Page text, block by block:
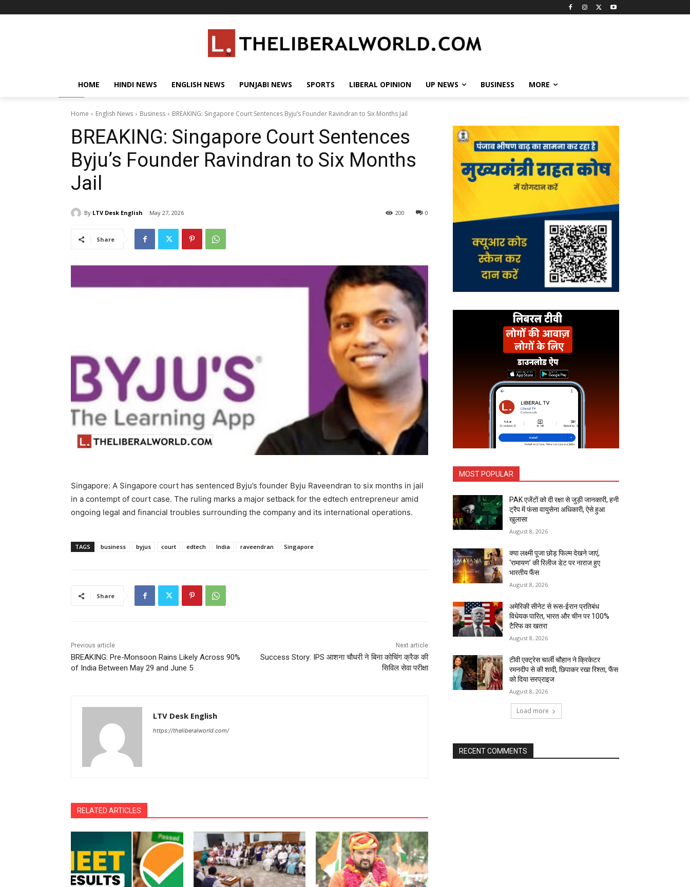
HOME HINDI NEWS ENGLISH NEWS PUNJABI NEWS SPORTS LIBERAL OPINION UP NEWS BUSINESS MORE
Home English News Business BREAKING: Singapore Court Sentences Byju’s Founder Ravindran to Six Months Jail
BREAKING: Singapore Court Sentences
Byju’s Founder Ravindran to Six Months
Jail
By LTV Desk English May 27, 2026 0
200
Share
Singapore: A Singapore court has sentenced Byju’s founder Byju Raveendran to six months in jail
in a contempt of court case. The ruling marks a major setback for the edtech entrepreneur amid
ongoing legal and financial troubles surrounding the company and its international operations.
TAGS business byjus court edtech India raveendran Singapore
Share
Previous article
BREAKING: Pre-Monsoon Rains Likely Across 90%
of India Between May 29 and June 5
Next article
Success Story: IPS आशना चौधरी ने बिना कोचिंग क्रैक की
सिविल सेवा परीक्षा
LTV Desk English
https://theliberalworld.com/
RELATED ARTICLES
MOST POPULAR
PAK एजेंटों को दी रक्षा से जुड़ी जानकारी, हनी
ट्रैप में फंसा वायुसेना अधिकारी, ऐसे हुआ
खुलासा
August 8, 2026
क्या लक्ष्मी पूजा छोड़ फिल्म देखने जाएं,
‘रामायण’ की रिलीज डेट पर नाराज हुए
भारतीय फैंस
August 8, 2026
अमेरिकी सीनेट से रूस-ईरान प्रतिबंध
विधेयक पारित, भारत और चीन पर 100%
टैरिफ का खतरा
August 8, 2026
टीवी एक्ट्रेस चार्ली चौहान ने क्रिकेटर
रमनदीप से की शादी, छिपाकर रखा रिश्ता, फैंस
को दिया सरप्राइज
August 8, 2026
Load more
RECENT COMMENTS